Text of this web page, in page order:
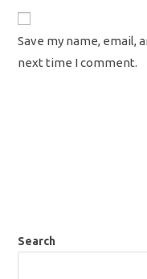
URL
(optional)
Save my name, email,
next time I comment.
Search